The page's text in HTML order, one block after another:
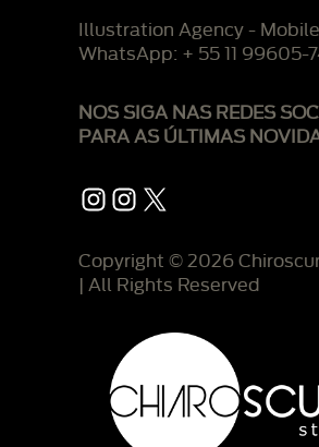
Illustration Agency -
WhatsApp: + 55 11 99605-
NOS SIGA NAS REDES
PARA AS ÚLTIMAS
Instagram
Instagram
X
Copyright © 2026
| All Rights Reserved